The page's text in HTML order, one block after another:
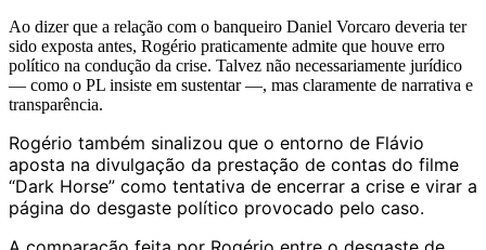
Ao dizer que a relação com o banqueiro Daniel Vorcaro deveria ter
sido exposta antes, Rogério praticamente admite que houve erro
político na condução da crise. Talvez não necessariamente jurídico
— como o PL insiste em sustentar —, mas claramente de narrativa e
transparência.
Rogério também sinalizou que o entorno de Flávio
aposta na divulgação da prestação de contas do filme
“Dark Horse” como tentativa de encerrar a crise e virar a
página do desgaste político provocado pelo caso.